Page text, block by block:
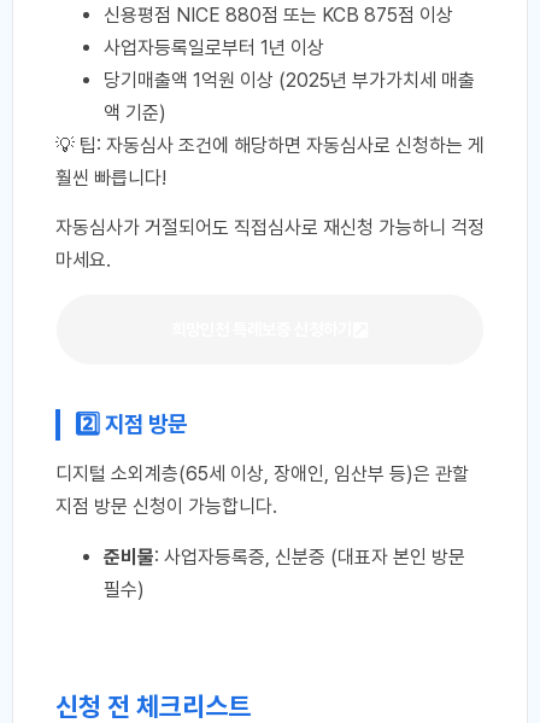
신용평점 NICE 880점 또는 KCB 875점 이상
사업자등록일로부터 1년 이상
당기매출액 1억원 이상 (2025년 부가가치세 매출
액 기준)
💡 팁: 자동심사 조건에 해당하면 자동심사로 신청하는 게
훨씬 빠릅니다!
자동심사가 거절되어도 직접심사로 재신청 가능하니 걱정
마세요.
2️⃣ 지점 방문
디지털 소외계층(65세 이상, 장애인, 임산부 등)은 관할
지점 방문 신청이 가능합니다.
준비물: 사업자등록증, 신분증 (대표자 본인 방문
필수)
신청 전 체크리스트